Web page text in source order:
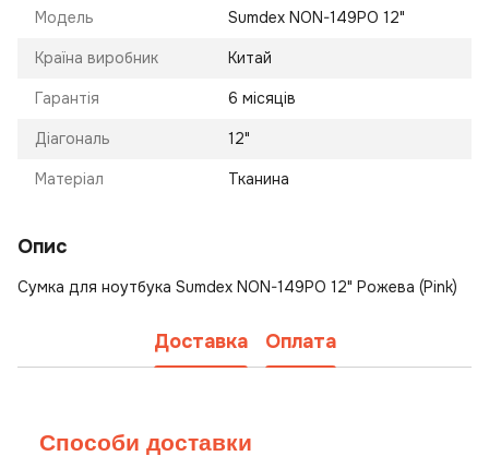
Модель Sumdex NON-149PO 12"
Країна виробник Китай
Гарантія 6 місяців
Діагональ 12"
Матеріал Тканина
Опис
Сумка для ноутбука Sumdex NON-149PO 12" Рожева (Pink)
Доставка Оплата
Способи доставки